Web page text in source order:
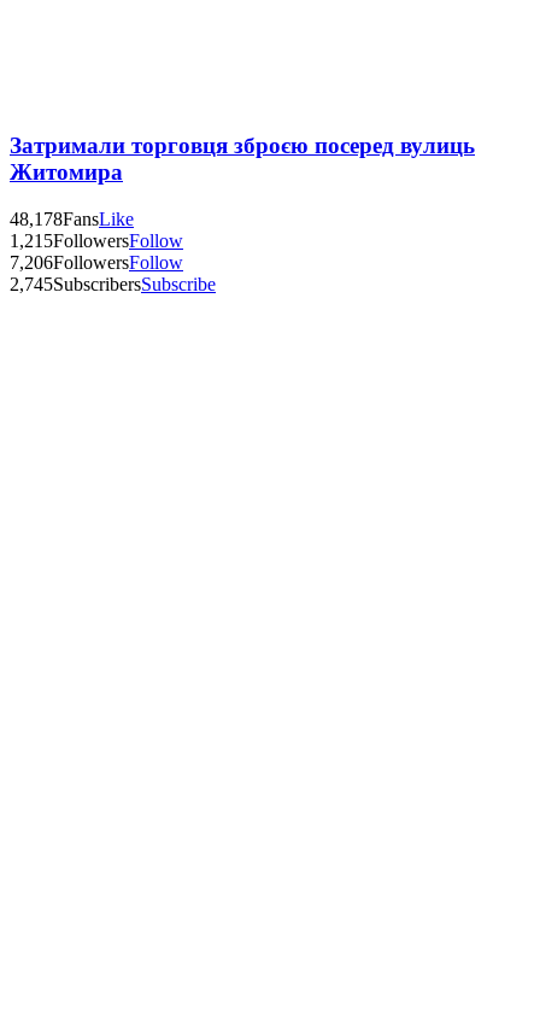
Затримали торговця зброєю посеред вулиць
Житомира
48,178FansLike
1,215FollowersFollow
7,206FollowersFollow
2,745SubscribersSubscribe